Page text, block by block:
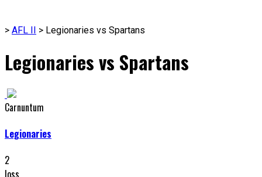
> AFL II > Legionaries vs Spartans
Legionaries vs Spartans
Carnuntum
Legionaries
2